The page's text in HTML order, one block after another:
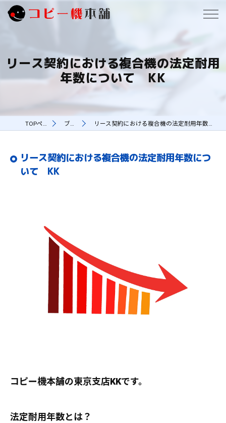
リース契約における複合機の法定耐用
年数について KK
TOPページ ブログ リース契約における複合機の法定耐用年数について KK
リース契約における複合機の法定耐用年数につ
いて KK
コピー機本舗の東京支店KKです。
法定耐用年数とは？